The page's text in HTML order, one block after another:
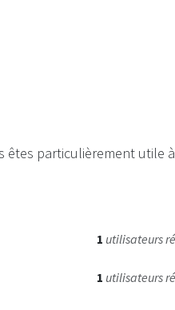
êtes particulièrement utile
1 utilisateurs
1 utilisateurs